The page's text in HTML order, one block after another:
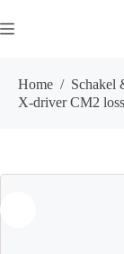
naar
de
Home / Schakel
X-driver CM2